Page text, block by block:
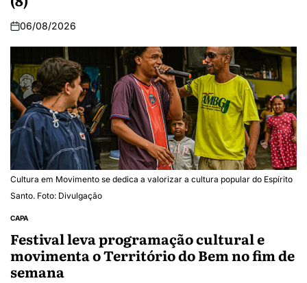
06/08/2026
Cultura em Movimento se dedica a valorizar a cultura popular do Espírito
Santo. Foto: Divulgação
CAPA
Festival leva programação cultural e
movimenta o Território do Bem no fim de
semana